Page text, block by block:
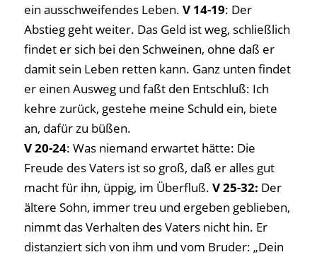
ein ausschweifendes Leben. V 14-19: Der
Abstieg geht weiter. Das Geld ist weg, schließlich
findet er sich bei den Schweinen, ohne daß er
damit sein Leben retten kann. Ganz unten findet
er einen Ausweg und faßt den Entschluß: Ich
kehre zurück, gestehe meine Schuld ein, biete
an, dafür zu büßen.
V 20-24: Was niemand erwartet hätte: Die
Freude des Vaters ist so groß, daß er alles gut
macht für ihn, üppig, im Überfluß. V 25-32: Der
ältere Sohn, immer treu und ergeben geblieben,
nimmt das Verhalten des Vaters nicht hin. Er
distanziert sich von ihm und vom Bruder: „Dein